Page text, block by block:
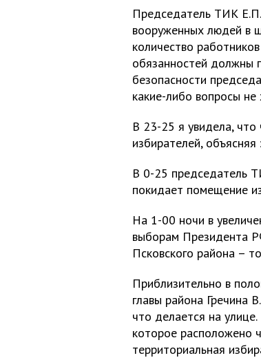
Председатель ТИК
вооруженных людей в
количество
обязанностей должны
безопасности
какие-либо вопросы не
В 23-25 я увидела,
избирателей,
В 0-25 председатель
покидает помещение
На 1-00 ночи в
выборам Президента
Псковского района –
Приблизительно в
главы района Гречина
что делается на
которое расположено
территориальная